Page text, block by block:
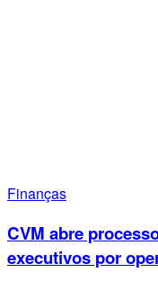
Finanças
CVM abre
executivos por